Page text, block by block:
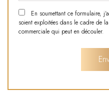
En soumettant ce formulaire,
soient exploitées dans le cadre de
commerciale qui peut en découler.